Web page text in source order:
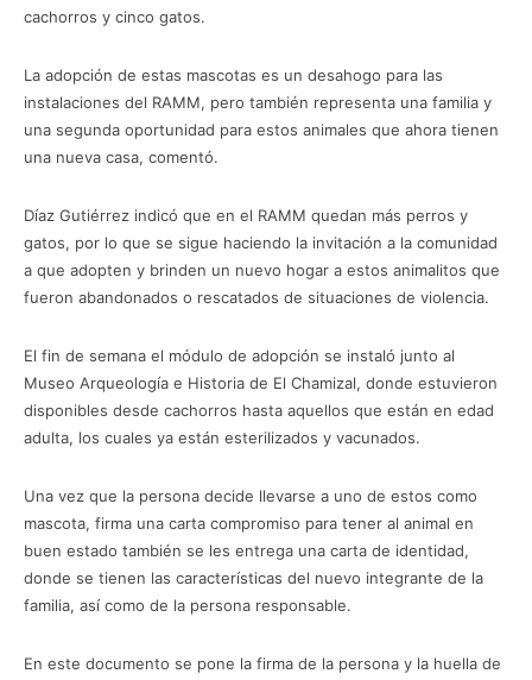
cachorros y cinco gatos.
La adopción de estas mascotas es un desahogo para las
instalaciones del RAMM, pero también representa una familia y
una segunda oportunidad para estos animales que ahora tienen
una nueva casa, comentó.
Díaz Gutiérrez indicó que en el RAMM quedan más perros y
gatos, por lo que se sigue haciendo la invitación a la comunidad
a que adopten y brinden un nuevo hogar a estos animalitos que
fueron abandonados o rescatados de situaciones de violencia.
El fin de semana el módulo de adopción se instaló junto al
Museo Arqueología e Historia de El Chamizal, donde estuvieron
disponibles desde cachorros hasta aquellos que están en edad
adulta, los cuales ya están esterilizados y vacunados.
Una vez que la persona decide llevarse a uno de estos como
mascota, firma una carta compromiso para tener al animal en
buen estado también se les entrega una carta de identidad,
donde se tienen las características del nuevo integrante de la
familia, así como de la persona responsable.
En este documento se pone la firma de la persona y la huella de